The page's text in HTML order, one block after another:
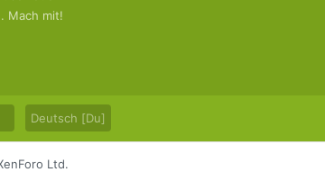
Mach mit!
Deutsch [Du]
Ltd.